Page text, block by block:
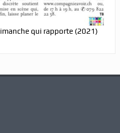
qui rapporte (2021)